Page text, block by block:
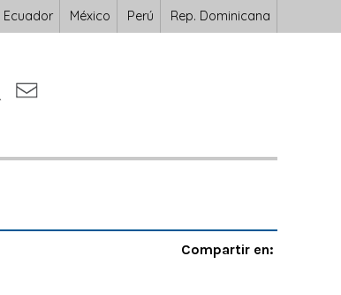
Ecuador México Perú Rep. Dominicana
Compartir en: